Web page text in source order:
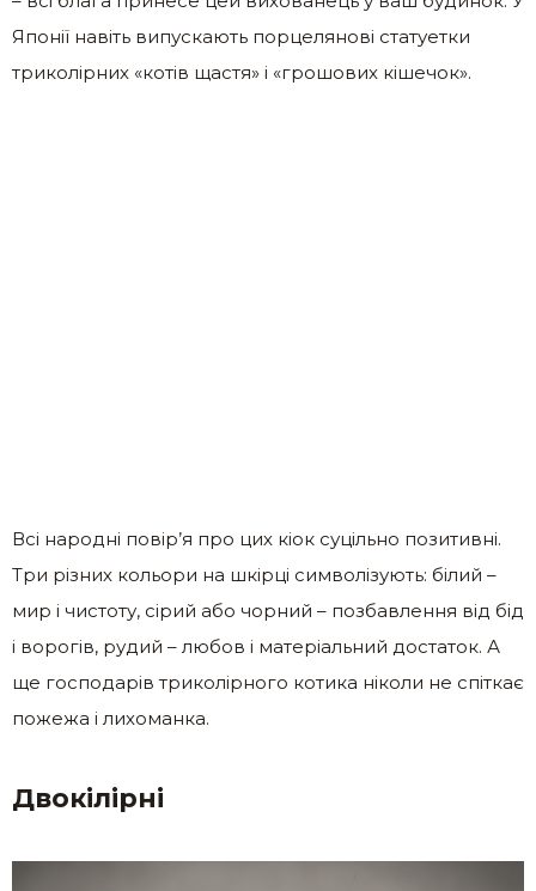
Японії навіть випускають порцелянові статуетки
триколірних «котів щастя» і «грошових кішечок».
Всі народні повір’я про цих кіок суцільно позитивні.
Три різних кольори на шкірці символізують: білий –
мир і чистоту, сірий або чорний – позбавлення від бід
і ворогів, рудий – любов і матеріальний достаток. А
ще господарів триколірного котика ніколи не спіткає
пожежа і лихоманка.
Двокілірні